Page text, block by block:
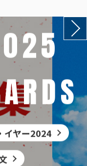
イヤー2024